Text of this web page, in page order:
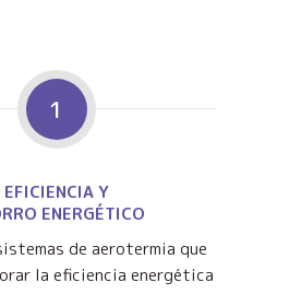
1
EFICIENCIA Y
ENERGÉTICO
de aerotermia que
la eficiencia energética